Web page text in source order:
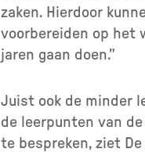
zaken. Hierdoor
voorbereiden op het
jaren gaan doen.”
Juist ook de minder
de leerpunten van
te bespreken, ziet